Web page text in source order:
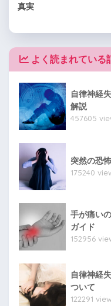
真実
よく読まれている
自律神経
解説
457605
突然の恐
175240
手が痛い
ガイド
152956
自律神経
ついて
122291